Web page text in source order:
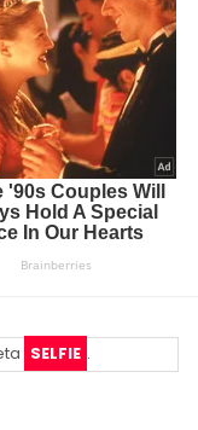
SELFIE .